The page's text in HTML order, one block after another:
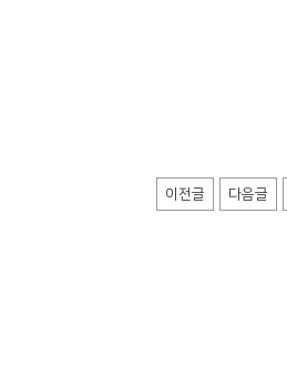
이전글 다음글